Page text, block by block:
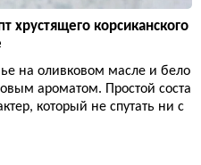
хрустящего корсиканского
на оливковом масле и бело
ароматом. Простой соста
который не спутать ни с